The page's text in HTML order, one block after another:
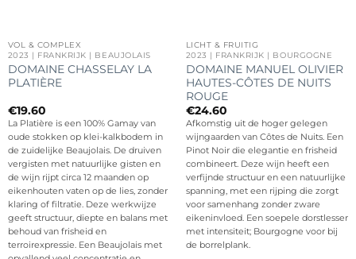
VOL & COMPLEX
2023 | FRANKRIJK | BEAUJOLAIS
DOMAINE CHASSELAY LA
PLATIÈRE
€19.60
La Platière is een 100% Gamay van
oude stokken op klei-kalkbodem in
de zuidelijke Beaujolais. De druiven
vergisten met natuurlijke gisten en
de wijn rijpt circa 12 maanden op
eikenhouten vaten op de lies, zonder
klaring of filtratie. Deze werkwijze
geeft structuur, diepte en balans met
behoud van frisheid en
terroirexpressie. Een Beaujolais met
LICHT & FRUITIG
2023 | FRANKRIJK | BOURGOGNE
DOMAINE MANUEL OLIVIER
HAUTES-CÔTES DE NUITS
ROUGE
€24.60
Afkomstig uit de hoger gelegen
wijngaarden van Côtes de Nuits. Een
Pinot Noir die elegantie en frisheid
combineert. Deze wijn heeft een
verfijnde structuur en een natuurlijke
spanning, met een rijping die zorgt
voor samenhang zonder zware
eikeninvloed. Een soepele dorstlesser
met intensiteit; Bourgogne voor bij
de borrelplank.